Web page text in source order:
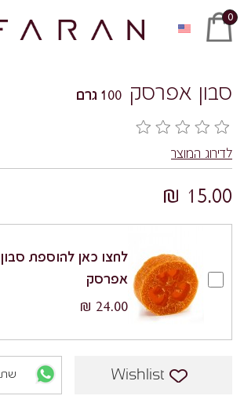
0
סבון אפרסק 100 גרם
לדירוג המוצר
15.00 ₪
לחצו כאן להוספת
אפרסק
24.00 ₪
Wishlist